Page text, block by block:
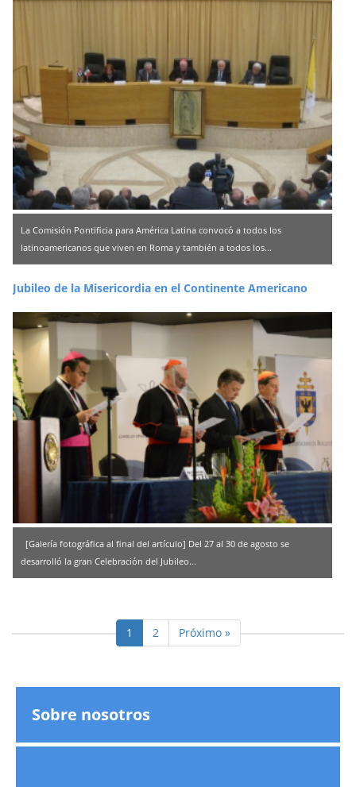
La Comisión Pontificia para América Latina convocó a todos los
latinoamericanos que viven en Roma y también a todos los...
Jubileo de la Misericordia en el Continente Americano
[Galería fotográfica al final del artículo] Del 27 al 30 de agosto se
desarrolló la gran Celebración del Jubileo...
1 2 Próximo »
Sobre nosotros